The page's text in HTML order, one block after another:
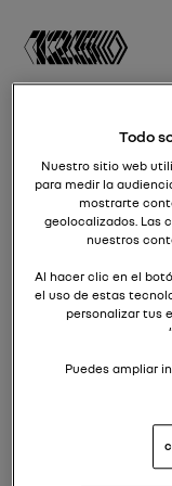
Visita la
Todo
Nuestro sitio web
para medir la
mostrarte
geolocalizados. Las
nuestros
Al hacer clic en el
el uso de estas
personalizar tus
Puedes ampliar